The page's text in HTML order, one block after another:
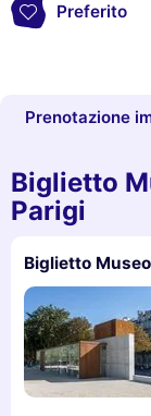
Preferito
Prenotazione
Biglietto
Parigi
Biglietto